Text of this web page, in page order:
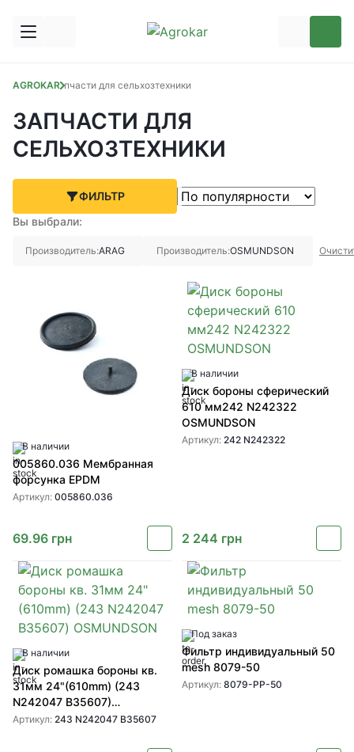
AGROKARЗапчасти для сельхозтехники
ЗАПЧАСТИ ДЛЯ
СЕЛЬХОЗТЕХНИКИ
ФИЛЬТР
Вы выбрали:
Производитель:ARAG Производитель:OSMUNDSON
В наличии
005860.036 Мембранная
форсунка EPDM
Артикул: 005860.036
69.96 грн
В наличии
Диск бороны сферический
610 мм242 N242322
OSMUNDSON
Артикул: 242 N242322
2 244 грн
В наличии
Диск ромашка бороны кв.
31мм 24"(610mm) (243
N242047 B35607)
OSMUNDSON
Артикул: 243 N242047 B35607
Под заказ
Фильтр индивидуальный 50
mesh 8079-50
Артикул: 8079-PP-50